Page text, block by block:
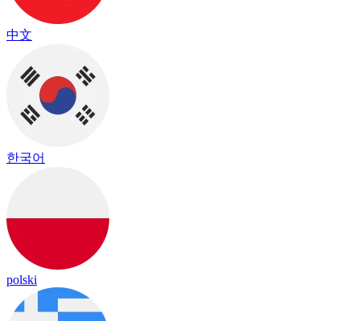
中文
한국어
polski